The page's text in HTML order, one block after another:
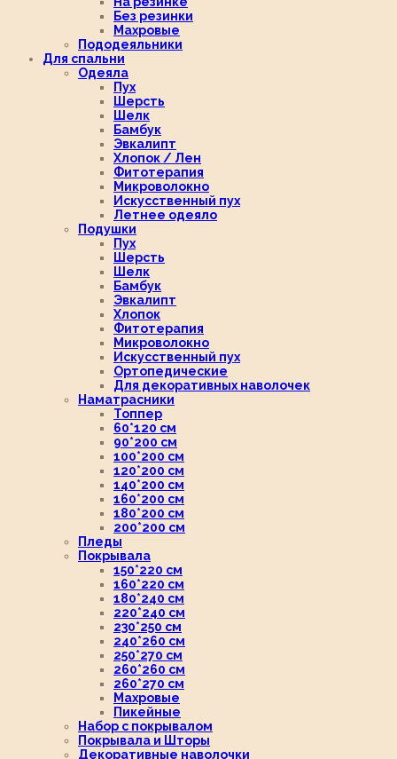
Без резинки
Махровые
Пододеяльники
Для спальни
Одеяла
Пух
Шерсть
Шелк
Бамбук
Эвкалипт
Хлопок / Лен
Фитотерапия
Микроволокно
Искусственный пух
Летнее одеяло
Подушки
Пух
Шерсть
Шелк
Бамбук
Эвкалипт
Хлопок
Фитотерапия
Микроволокно
Искусственный пух
Ортопедические
Для декоративных наволочек
Наматрасники
Топпер
60*120 см
90*200 см
100*200 см
120*200 см
140*200 см
160*200 см
180*200 см
200*200 см
Пледы
Покрывала
150*220 см
160*220 см
180*240 см
220*240 см
230*250 см
240*260 см
250*270 см
260*260 см
260*270 см
Махровые
Пикейные
Набор с покрывалом
Покрывала и Шторы
Декоративные наволочки